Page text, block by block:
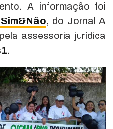
A informação foi
, do Jornal A
assessoria jurídica
.